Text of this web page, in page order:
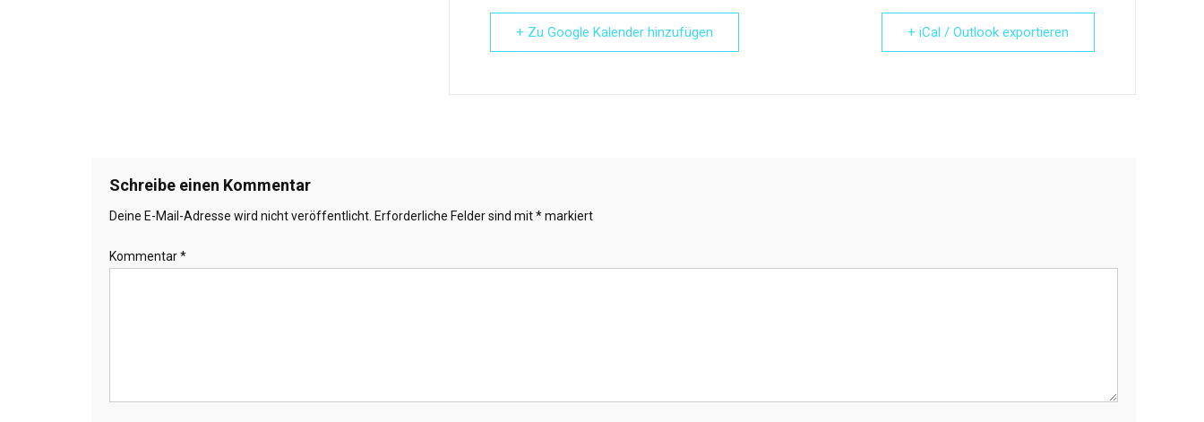
+ Zu Google Kalender hinzufügen + iCal / Outlook exportieren
Schreibe einen Kommentar
Deine E-Mail-Adresse wird nicht veröffentlicht. Erforderliche Felder sind mit*markiert
Kommentar*